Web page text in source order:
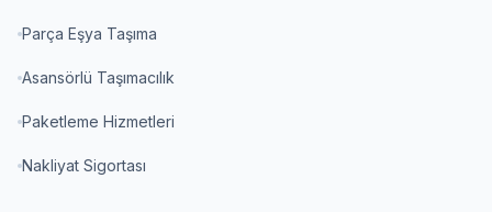
Parça Eşya Taşıma
Asansörlü Taşımacılık
Paketleme Hizmetleri
Nakliyat Sigortası